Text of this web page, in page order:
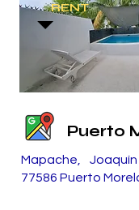
RENT
Puerto
Mapache,
77586 Puerto